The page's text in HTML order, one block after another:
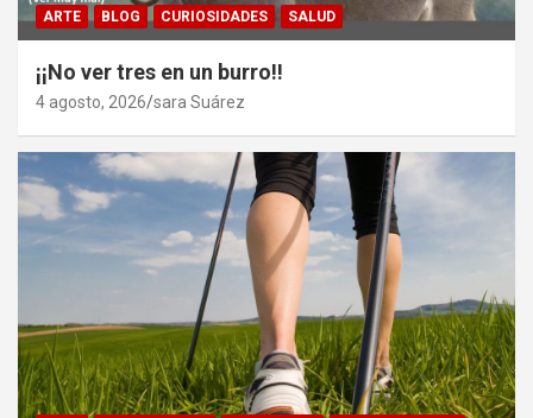
ARTE BLOG CURIOSIDADES SALUD
¡¡No ver tres en un burro!!
4 agosto, 2026 sara Suárez